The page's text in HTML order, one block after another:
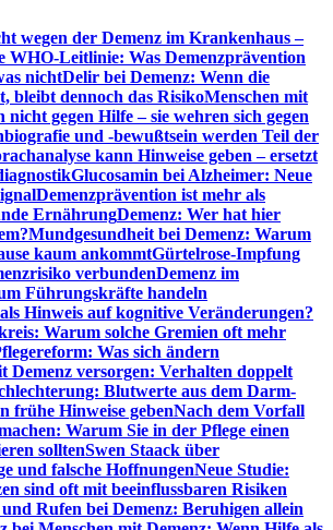
wegen der Demenz im Krankenhaus –
WHO-Leitlinie: Was Demenzprävention
nichtDelir bei Demenz: Wenn die
bleibt dennoch das RisikoMenschen mit
nicht gegen Hilfe – sie wehren sich gegen
und -bewußtsein werden Teil der
kann Hinweise geben – ersetzt
Glucosamin bei Alzheimer: Neue
Demenzprävention ist mehr als
ErnährungDemenz: Wer hat hier
Mundgesundheit bei Demenz: Warum
kaum ankommtGürtelrose-Impfung
verbundenDemenz im
Führungskräfte handeln
Hinweis auf kognitive Veränderungen?
Warum solche Gremien oft mehr
Was sich ändern
Demenz versorgen: Verhalten doppelt
Blutwerte aus dem Darm-
frühe Hinweise gebenNach dem Vorfall
Warum Sie in der Pflege einen
solltenSwen Staack über
und falsche HoffnungenNeue Studie:
sind oft mit beeinflussbaren Risiken
Rufen bei Demenz: Beruhigen allein